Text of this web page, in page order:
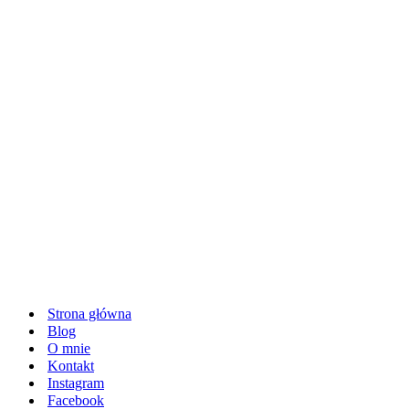
Strona główna
Blog
O mnie
Kontakt
Instagram
Facebook